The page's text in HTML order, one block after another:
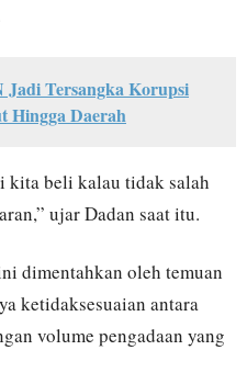
Jadi Tersangka Korupsi
Hingga Daerah
kita beli kalau tidak salah
ujar Dadan saat itu.
dimentahkan oleh temuan
ketidaksesuaian antara
volume pengadaan yang